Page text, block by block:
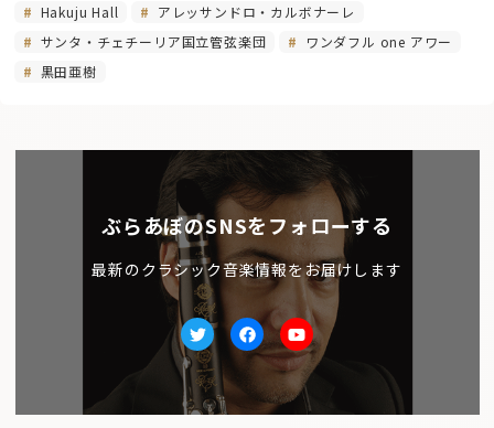
Hakuju Hall
アレッサンドロ・カルボナーレ
サンタ・チェチーリア国立管弦楽団
ワンダフル one アワー
黒田亜樹
ぶらあぼのSNSをフォローする
最新のクラシック音楽情報をお届けします
TwitterfacebookYoutube